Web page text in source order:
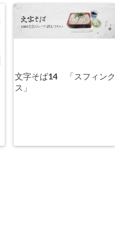
文字そば14 「スフィンク
ス」